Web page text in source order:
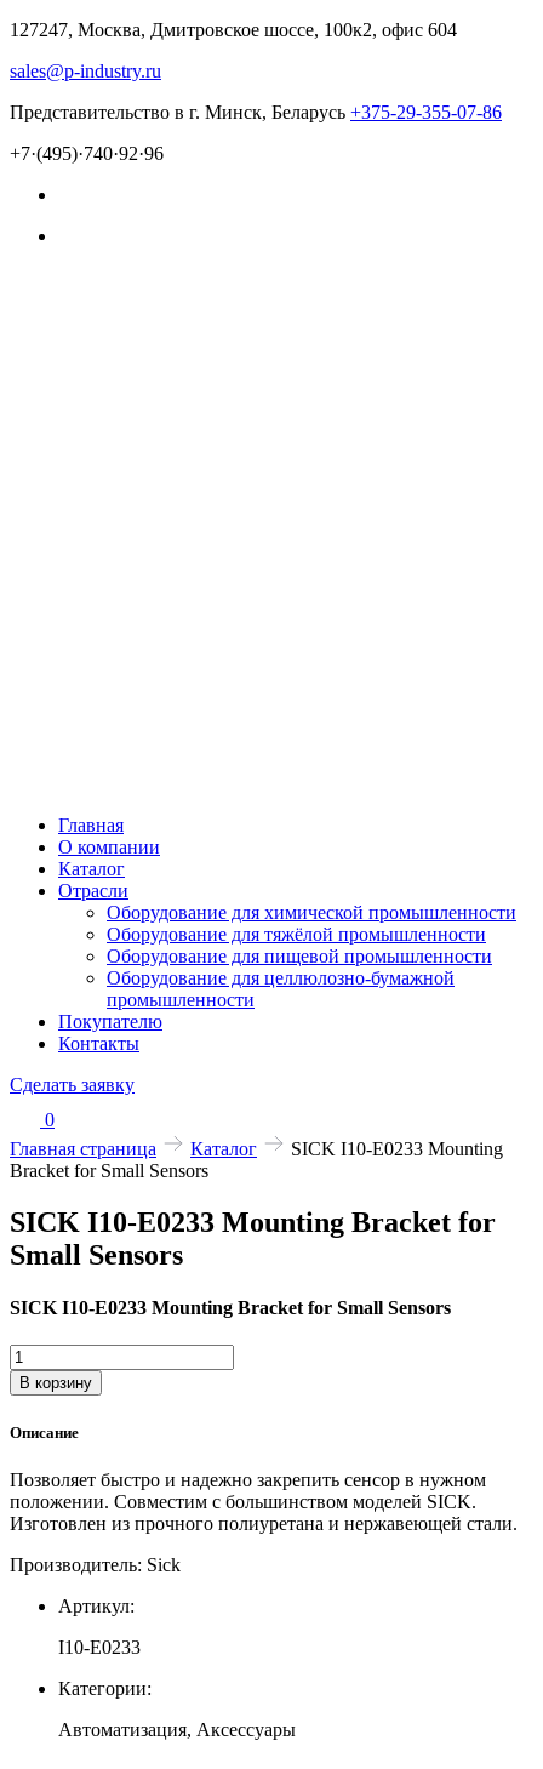
127247, Москва, Дмитровское шоссе, 100к2, офис 604
sales@p-industry.ru
Представительство в г. Минск, Беларусь +375-29-355-07-86
+7·(495)·740·92·96
Главная
О компании
Каталог
Отрасли
Оборудование для химической промышленности
Оборудование для тяжёлой промышленности
Оборудование для пищевой промышленности
Оборудование для целлюлозно-бумажной
промышленности
Покупателю
Контакты
Сделать заявку
0
Главная страница
Каталог
SICK I10-E0233 Mounting
Bracket for Small Sensors
SICK I10-E0233 Mounting Bracket for
Small Sensors
SICK I10-E0233 Mounting Bracket for Small Sensors
Количество
товара
SICK
E0233
Bracket
for
Small
В корзину
Описание
Позволяет быстро и надежно закрепить сенсор в нужном
положении. Совместим с большинством моделей SICK.
Изготовлен из прочного полиуретана и нержавеющей стали.
Производитель: Sick
Артикул:
I10-E0233
Категории:
Автоматизация, Аксессуары